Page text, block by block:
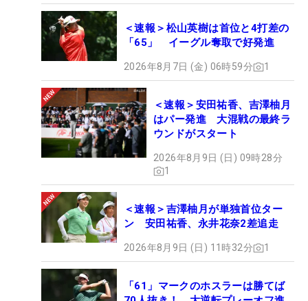
＜速報＞松山英樹は首位と4打差の
「65」 イーグル奪取で好発進
2026年8月7日 (金) 06時59分 1
＜速報＞安田祐香、吉澤柚月
はパー発進 大混戦の最終ラ
ウンドがスタート
2026年8月9日 (日) 09時28分
1
＜速報＞吉澤柚月が単独首位ター
ン 安田祐香、永井花奈2差追走
2026年8月9日 (日) 11時32分 1
「61」マークのホスラーは勝てば